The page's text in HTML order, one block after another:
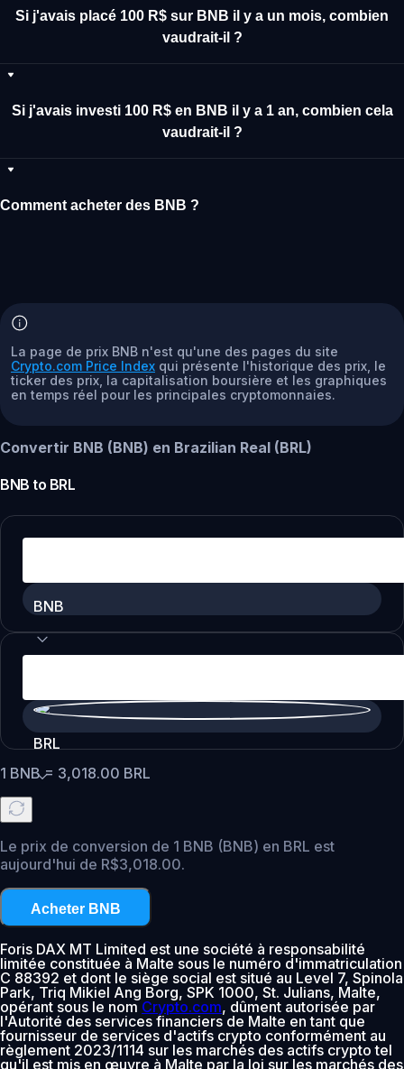
Si j'avais placé 100 R$ sur BNB il y a un mois, combien
vaudrait-il ?
Si j'avais investi 100 R$ en BNB il y a 1 an, combien cela
vaudrait-il ?
Comment acheter des BNB ?
La page de prix BNB n'est qu'une des pages du site
Crypto.com Price Index qui présente l'historique des prix, le
ticker des prix, la capitalisation boursière et les graphiques
en temps réel pour les principales cryptomonnaies.
Convertir BNB (BNB) en Brazilian Real (BRL)
BNB to BRL
BNB
BRL
1 BNB= 3,018.00 BRL
Le prix de conversion de 1 BNB (BNB) en BRL est
aujourd'hui de R$3,018.00.
Acheter BNB
Foris DAX MT Limited est une société à responsabilité
limitée constituée à Malte sous le numéro d'immatriculation
C 88392 et dont le siège social est situé au Level 7, Spinola
Park, Triq Mikiel Ang Borg, SPK 1000, St. Julians, Malte,
opérant sous le nomCrypto.com, dûment autorisée par
l'Autorité des services financiers de Malte en tant que
fournisseur de services d'actifs crypto conformément au
règlement 2023/1114 sur les marchés des actifs crypto tel
qu'il est mis en œuvre à Malte par la loi sur les marchés des